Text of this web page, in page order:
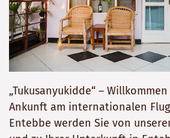
„Tukusanyukidde“ –
Ankunft am internationalen
Entebbe werden Sie von